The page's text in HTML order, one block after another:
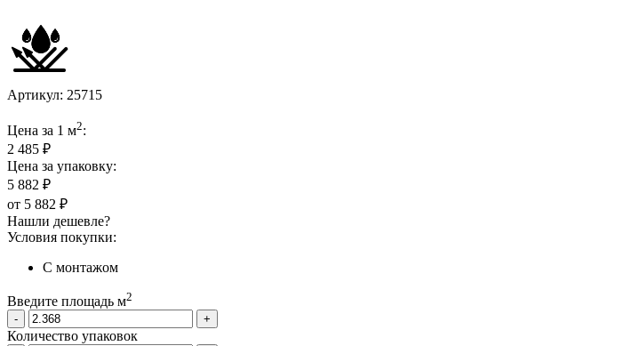
Артикул: 25715
Цена за 1 м2:
2 485 ₽
Цена за упаковку:
5 882 ₽
от 5 882 ₽
Нашли дешевле?
Условия покупки:
С монтажом
Введите площадь м2
-
+
Количество упаковок